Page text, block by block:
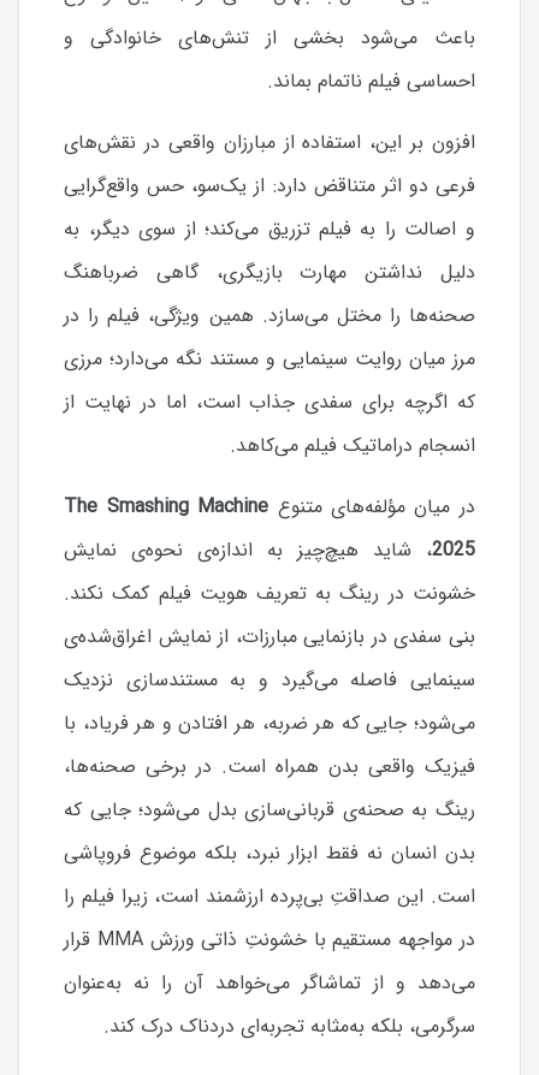
باعث می‌شود بخشی از تنش‌های خانوادگی و
احساسی فیلم ناتمام بماند.
افزون بر این، استفاده از مبارزان واقعی در نقش‌های
فرعی دو اثر متناقض دارد: از یک‌سو، حس واقع‌گرایی
و اصالت را به فیلم تزریق می‌کند؛ از سوی دیگر، به
دلیل نداشتن مهارت بازیگری، گاهی ضرباهنگ
صحنه‌ها را مختل می‌سازد. همین ویژگی، فیلم را در
مرز میان روایت سینمایی و مستند نگه می‌دارد؛ مرزی
که اگرچه برای سفدی جذاب است، اما در نهایت از
انسجام دراماتیک فیلم می‌کاهد.
در میان مؤلفه‌های متنوع The Smashing Machine
2025، شاید هیچ‌چیز به اندازه‌ی نحوه‌ی نمایش
خشونت در رینگ به تعریف هویت فیلم کمک نکند.
بنی سفدی در بازنمایی مبارزات، از نمایش اغراق‌شده‌ی
سینمایی فاصله می‌گیرد و به مستندسازی نزدیک
می‌شود؛ جایی که هر ضربه، هر افتادن و هر فریاد، با
فیزیک واقعی بدن همراه است. در برخی صحنه‌ها،
رینگ به صحنه‌ی قربانی‌سازی بدل می‌شود؛ جایی که
بدن انسان نه فقط ابزار نبرد، بلکه موضوع فروپاشی
است. این صداقتِ بی‌پرده ارزشمند است، زیرا فیلم را
در مواجهه مستقیم با خشونتِ ذاتی ورزش MMA قرار
می‌دهد و از تماشاگر می‌خواهد آن را نه به‌عنوان
سرگرمی، بلکه به‌مثابه تجربه‌ای دردناک درک کند.